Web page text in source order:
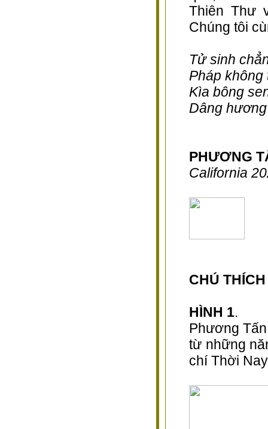
Thiên Thư
Chúng tôi
Tử sinh
Pháp không
Kìa bông
Dâng
PHƯƠNG
California
CHÚ
HÌNH 1.
Phương
từ những
chí Thời